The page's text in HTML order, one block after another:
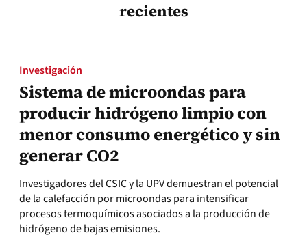
recientes
Investigación
Sistema de microondas para
producir hidrógeno limpio con
menor consumo energético y sin
generar CO2
Investigadores del CSIC y la UPV demuestran el potencial
de la calefacción por microondas para intensificar
procesos termoquímicos asociados a la producción de
hidrógeno de bajas emisiones.